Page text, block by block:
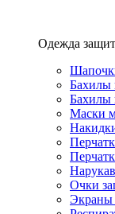
Одежда
Бахилы
Бахилы
Маски
Очки
Экраны